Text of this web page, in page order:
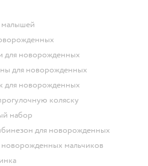
малышей
для новорожденных
для новорожденных
для новорожденных
коляску
набор
для новорожденных
новорожденных мальчиков